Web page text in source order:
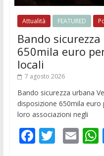
Attualità FEATURED
Bando
650mila euro
locali
7 agosto 2026
Bando sicurezza urbana
disposizione 650mila
loro associazioni negli
F T E